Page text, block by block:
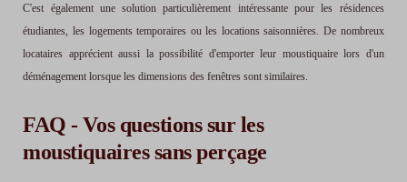
C'est également une solution particulièrement intéressante pour les résidences
étudiantes, les logements temporaires ou les locations saisonnières. De nombreux
locataires apprécient aussi la possibilité d'emporter leur moustiquaire lors d'un
déménagement lorsque les dimensions des fenêtres sont similaires.
FAQ - Vos questions sur les
moustiquaires sans perçage